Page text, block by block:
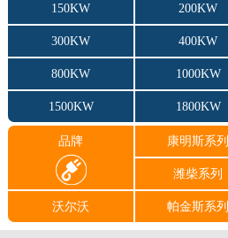
150KW 200KW
300KW 400KW
800KW 1000KW
1500KW 1800KW
品牌 康明斯系列
潍柴系列
沃尔沃 帕金斯系列